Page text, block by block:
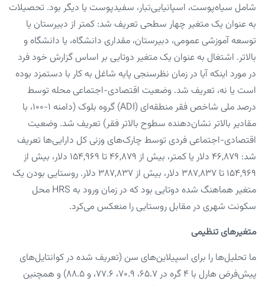
شامل سیاه‌پوست، اسپانیایی‌تبار، سفیدپوست یا دیگر بود. تحصیلات
به عنوان یک متغیر چهار سطحی تعریف شد: کمتر از دبیرستان یا
توسعه آموزشی عمومی، دبیرستان، مقداری دانشگاه، یا دانشگاه و
بالاتر. اشتغال به عنوان یک متغیر دوتایی بر اساس گزارش خود فرد
در مورد اینکه آیا در زمان نظرسنجی پایه شاغل به کار با دستمزد بوده
است یا نه، تعریف شد. وضعیت اقتصادی-اجتماعی محله توسط
درصد ملی شاخص فقر منطقه‌ای (ADI) گروه بلوک (دامنه ۱-۱۰۰، با
مقادیر بالاتر نشان‌دهنده سطوح بالاتر فقر) تعریف شد. وضعیت
اقتصادی-اجتماعی فردی توسط چارک‌های وزنی کل دارایی‌ها تعریف
شد: ۴۶,۸۷۹ دلار یا کمتر، بیش از ۴۶,۸۷۹ تا ۱۵۴,۹۶۹ دلار، بیش از
۱۵۴,۹۶۹ تا ۳۸۷,۸۳۷ دلار، بیش از ۳۸۷,۸۳۷ دلار. روستایی بودن یک
متغیر هماهنگ شده دوتایی بود که در زمان ورود به HRS محل
سکونت شهری در مقابل روستایی را منعکس می‌کرد.
متغیرهای تنظیمی
ما تحلیل‌ها را برای اسپیلاین‌های سن (تعریف شده در کوانتایل‌های
پیش‌فرض هارل با ۴ گره در ۶۵.۷، ۷۰.۹، ۷۷.۶، و ۸۸.۵) و همچنین